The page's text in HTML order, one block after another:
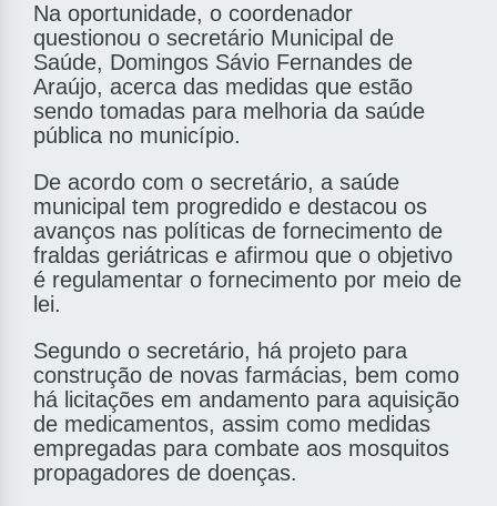
Na oportunidade, o coordenador
questionou o secretário Municipal de
Saúde, Domingos Sávio Fernandes de
Araújo, acerca das medidas que estão
sendo tomadas para melhoria da saúde
pública no município.
De acordo com o secretário, a saúde
municipal tem progredido e destacou os
avanços nas políticas de fornecimento de
fraldas geriátricas e afirmou que o objetivo
é regulamentar o fornecimento por meio de
lei.
Segundo o secretário, há projeto para
construção de novas farmácias, bem como
há licitações em andamento para aquisição
de medicamentos, assim como medidas
empregadas para combate aos mosquitos
propagadores de doenças.